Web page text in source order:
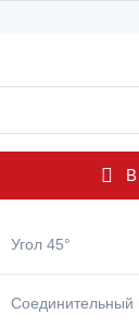
В
Угол 45°
Соединительный